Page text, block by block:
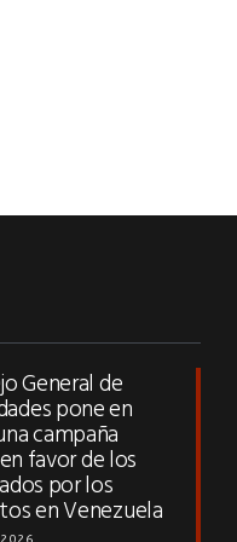
General de
pone en
campaña
favor de los
por los
en Venezuela